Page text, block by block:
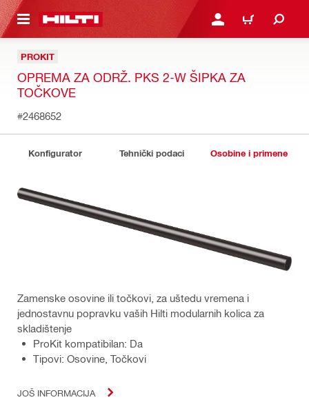
SADRŽAJ PRIJAVITE SE ILI SE
KORPA
PROKIT
OPREMA ZA ODRŽ. PKS 2-W ŠIPKA ZA
TOČKOVE
#2468652
Konfigurator Tehnički podaci Osobine i primene
Zamenske osovine ili točkovi, za uštedu vremena i
jednostavnu popravku vaših Hilti modularnih kolica za
skladištenje
ProKit kompatibilan: Da
Tipovi: Osovine, Točkovi
JOŠ INFORMACIJA